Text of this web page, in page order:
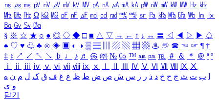
㎱ ㎲ ㎳ ㎴ ㎵ ㎶ ㎷ ㎸ ㎹ ㎀ ㎁ ㎂ ㎃ ㎄ ㎺ ㎻ ㎽ ㎾ ㎿ ㎐ ㎑
㎒ ㎓ ㎔ Ω ㏀ ㏁ ㎊ ㎋ ㎌ ㏖ ㏅ ㎭ ㎮ ㎯ ㏛ ㎩ ㎪ ㎫ ㎬ ㏝ ㏐
㏓
㏃ ㏉ ㏜ ㏆
§ ※ ☆ ★ ○ ● ◎ ◇ ◆ □ ■ △ ▽ → ← ↑ ↓ ↔ 〓 ◁ ◀ ▷ ▶ ♤
♠ ♡ ♥ ♧ ♣ ⊙ ◈ ▣ ◐ ◑ ▒ ▤ ▨ ▧ ▦ ▩ ♨ ☏ ☎ ☜ ☞ ¶ †
‡ ↕ ↗ ↙ ↖ ↘ ♭ ♩ ♪ ♬ ㉿ ㈜ № ㏇ ™ ㏂ ㏘ ℡ ＃ ＆ ＊ ＠ ª º
ⅰ
ⅱ ⅲ ⅳ ⅴ ⅵ ⅶ ⅷ ⅸ ⅹ Ⅳ Ⅴ Ⅵ Ⅶ Ⅷ Ⅸ Ⅹ
ب ت ث ج ح خ د ذ ر ز س ش ص ض ط ظ ع غ ف ق ک ل م ن ه
و ی
닫기